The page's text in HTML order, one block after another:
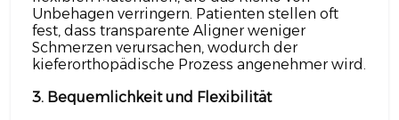
Unbehagen verringern. Patienten stellen oft
fest, dass transparente Aligner weniger
Schmerzen verursachen, wodurch der
kieferorthopädische Prozess angenehmer wird.
3. Bequemlichkeit und Flexibilität